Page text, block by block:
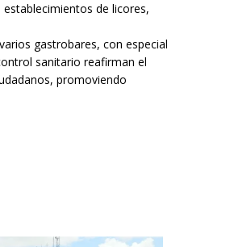
de licores,
gastrobares, con especial
sanitario reafirman el
promoviendo